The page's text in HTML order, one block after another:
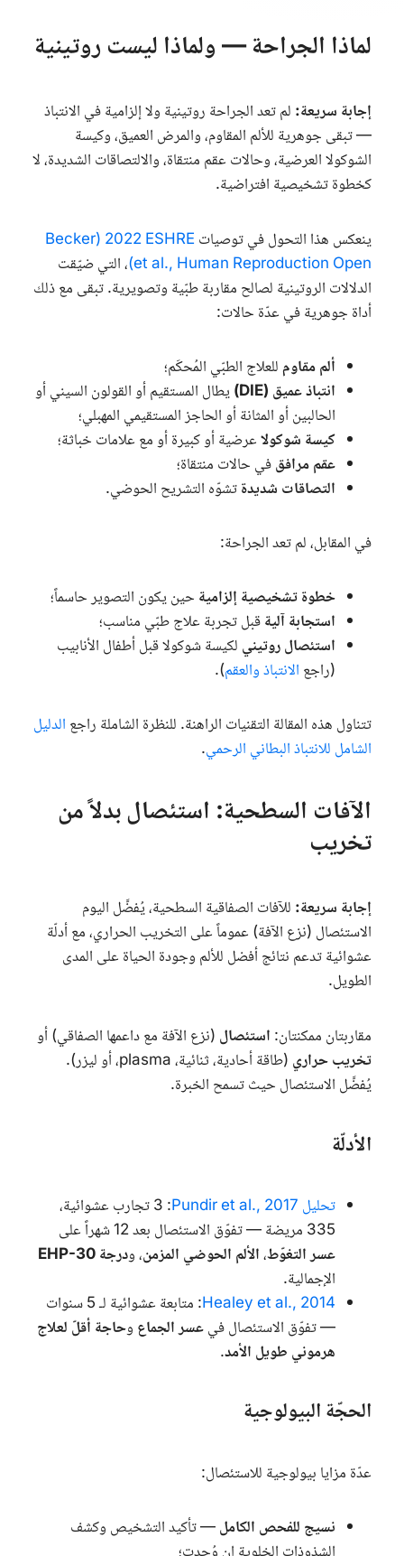
لماذا الجراحة — ولماذا ليست روتينية
إجابة سريعة: لم تعد الجراحة روتينية ولا إلزامية في الانتباذ
— تبقى جوهرية للألم المقاوم، والمرض العميق، وكيسة
الشوكولا العرضية، وحالات عقم منتقاة، والالتصاقات الشديدة، لا
كخطوة تشخيصية افتراضية.
ينعكس هذا التحول في توصياتESHRE
2022 (Becker
et al., Human Reproduction Open
)، التي ضيّقت
الدلالات الروتينية لصالح مقاربة طبّية وتصويرية. تبقى مع ذلك
أداة جوهرية في عدّة حالات:
ألم مقاومللعلاج الطبّي المُحكَم؛
انتباذ عميق (DIE
)يطال المستقيم أو القولون السيني أو
الحالبين أو المثانة أو الحاجز المستقيمي المهبلي؛
كيسة شوكولاعرضية أو كبيرة أو مع علامات خباثة؛
عقم مرافقفي حالات منتقاة؛
التصاقات شديدةتشوّه التشريح الحوضي.
في المقابل، لم تعد الجراحة:
خطوة تشخيصية إلزامية حين يكون التصوير حاسماً؛
استجابة آليةقبل تجربة علاج طبّي مناسب؛
استئصال روتيني لكيسة شوكولا قبل أطفال الأنابيب
(راجع الانتباذ والعقم).
تتناول هذه المقالة التقنيات الراهنة. للنظرة الشاملة راجع الدليل
الشامل للانتباذ البطاني الرحمي.
الآفات السطحية: استئصال بدلاً من
تخريب
إجابة سريعة: للآفات الصفاقية السطحية، يُفضَّل اليوم
الاستئصال (نزع الآفة) عموماً على التخريب الحراري، مع أدلّة
عشوائية تدعم نتائج أفضل للألم وجودة الحياة على المدى
الطويل.
مقاربتان ممكنتان: استئصال (نزع الآفة مع داعمها الصفاقي) أو
تخريب حراري (طاقة أحادية، ثنائية،plasma، أو ليزر).
يُفضَّل الاستئصال حيث تسمح الخبرة.
الأدلّة
تحليل Pundir et al., 2017
: 3 تجارب عشوائية،
335 مريضة — تفوّق الاستئصال بعد 12 شهراً على
عسر التغوّط،الألم الحوضي المزمن، ودرجةEHP-30
الإجمالية.
Healey et al., 2014
: متابعة عشوائية لـ 5 سنوات
— تفوّق الاستئصال فيعسر الجماع وحاجة أقلّ لعلاج
هرموني طويل الأمد.
الحجّة البيولوجية
عدّة مزايا بيولوجية للاستئصال:
نسيج للفحص الكامل— تأكيد التشخيص وكشف